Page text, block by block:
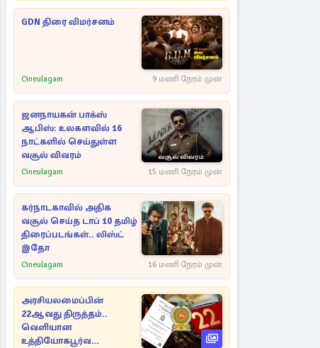
GDN திரை விமர்சனம்
Cineulagam 9 மணி நேரம் முன்
ஜனநாயகன் பாக்ஸ்
ஆபிஸ்: உலகளவில் 16
நாட்களில் செய்துள்ள
வசூல் விவரம்
Cineulagam 15 மணி நேரம் முன்
கர்நாடகாவில் அதிக
வசூல் செய்த டாப் 10 தமிழ்
திரைப்படங்கள்.. லிஸ்ட்
இதோ
Cineulagam 16 மணி நேரம் முன்
அரசியலமைப்பின்
22ஆவது திருத்தம்..
வெளியான
உத்தியோகபூர்வ